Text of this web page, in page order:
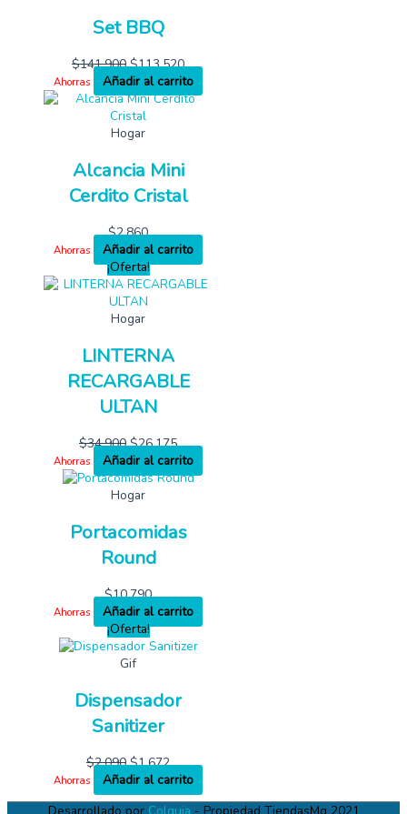
Set BBQ
$141,900 $113,520
Ahorras Añadir al carrito
Hogar
Alcancia Mini
Cerdito Cristal
$2,860
Ahorras
Añadir al carrito
¡Oferta!
Hogar
LINTERNA
RECARGABLE
ULTAN
$34,900 $26,175
Ahorras
Añadir al carrito
Hogar
Portacomidas
Round
$10,790
Ahorras
Añadir al carrito
¡Oferta!
Gif
Dispensador
Sanitizer
$2,090 $1,672
Ahorras
Añadir al carrito
Desarrollado por Colguia - Propiedad TiendasMg 2021